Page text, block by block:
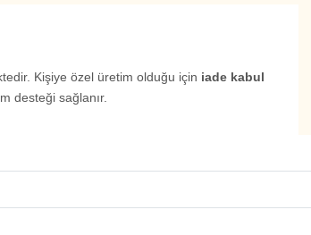
Kişiye özel üretim olduğu için iade kabul
desteği sağlanır.